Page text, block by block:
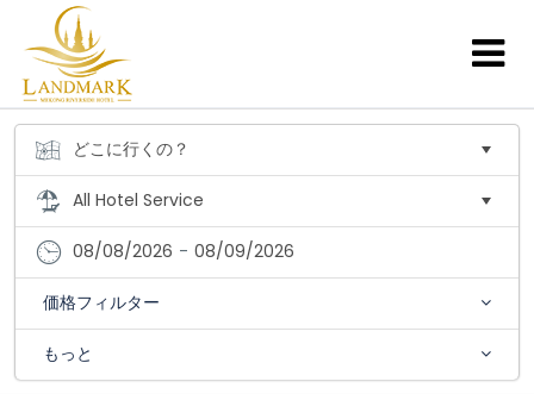
08/08/2026 - 08/09/2026
価格フィルター
もっと